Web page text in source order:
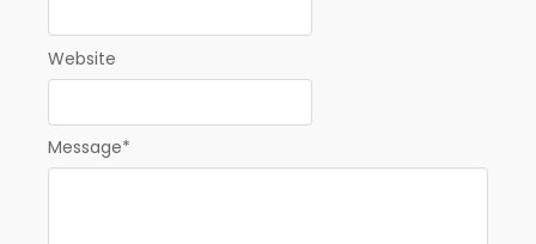
Message*
Website